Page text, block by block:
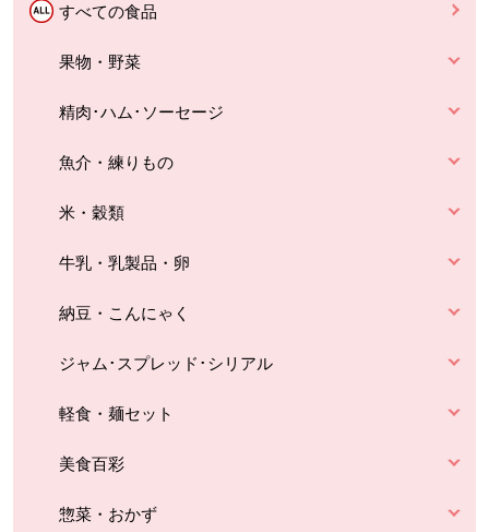
すべての食品
果物・野菜
精肉･ハム･ソーセージ
魚介・練りもの
米・穀類
牛乳・乳製品・卵
納豆・こんにゃく
ジャム･スプレッド･シリアル
軽食・麺セット
美食百彩
惣菜・おかず